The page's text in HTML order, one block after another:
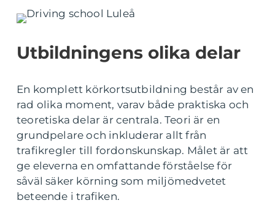
Utbildningens olika delar
En komplett körkortsutbildning består av en
rad olika moment, varav både praktiska och
teoretiska delar är centrala. Teori är en
grundpelare och inkluderar allt från
trafikregler till fordonskunskap. Målet är att
ge eleverna en omfattande förståelse för
såväl säker körning som miljömedvetet
beteende i trafiken.